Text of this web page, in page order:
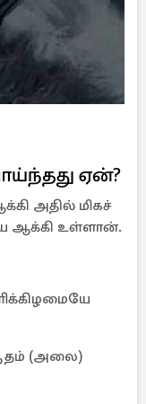
ஏன்?
அதில் மிகச்
ஆக்கி உள்ளான்.
(அலை)